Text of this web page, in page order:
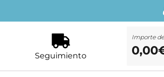
Seguimiento
Importe
0,00